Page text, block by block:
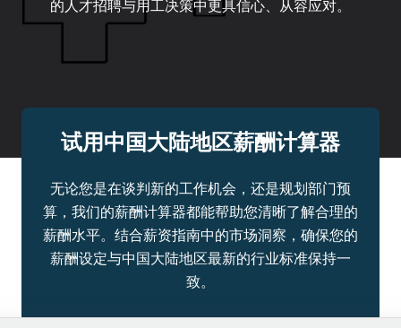
的人才招聘与用工决策中更具信心、从容应对。
试用中国大陆地区薪酬计算器
无论您是在谈判新的工作机会，还是规划部门预
算，我们的薪酬计算器都能帮助您清晰了解合理的
薪酬水平。结合薪资指南中的市场洞察，确保您的
薪酬设定与中国大陆地区最新的行业标准保持一
致。